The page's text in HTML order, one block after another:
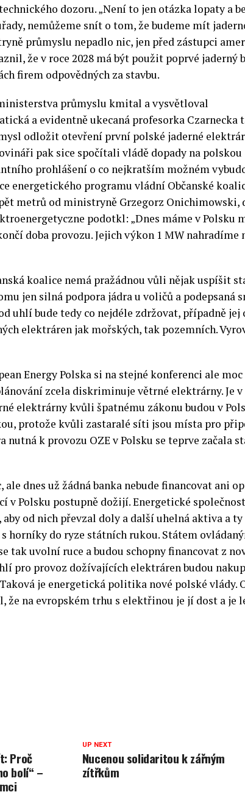
dozoru. „Není to jen otázka lopaty a
nemůžeme snít o tom, že budeme mít
průmyslu nepadlo nic, jen před zástupci
že v roce 2028 má být použit poprvé jaderný
firem odpovědných za stavbu.
průmyslu kmital a vysvětloval
a evidentně ukecaná profesorka Czarnecka
odložit otevření první polské jaderné
pak sice spočítali vládě dopady na polskou
prohlášení o co nejkratším možném
energetického programu vládní Občanské
metrů od ministryně Grzegorz Onichimowski,
podotkl: „Dnes máme v Polsku
doba provozu. Jejich výkon 1 MW nahradíme
koalice nemá pražádnou vůli nějak uspíšit
jen silná podpora jádra u voličů a podepsaná
uhlí bude tedy co nejdéle zdržovat, případně jej
elektráren jak mořských, tak pozemních.
Energy Polska si na stejné konferenci ale
zcela diskriminuje větrné elektrárny. Je
elektrárny kvůli špatnému zákonu budou v
protože kvůli zastaralé síti jsou místa pro
k provozu OZE v Polsku se teprve začala
dnes už žádná banka nebude financovat ani
v Polsku postupně dožijí. Energetické
od nich převzal doly a další uhelná aktiva a ty
horníky do ryze státních rukou. Státem
tak uvolní ruce a budou schopny financovat z
pro provoz dožívajících elektráren budou
je energetická politika nové polské vlády.
na evropském trhu s elektřinou je jí dost a je
UP NEXT
Nucenou solidaritou k zářným
zítřkům
Proč
bolí“ –